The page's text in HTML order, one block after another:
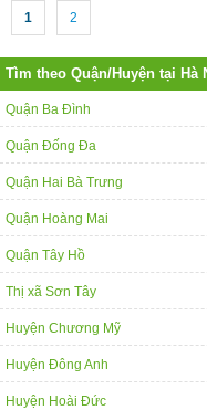
1 2
Tìm theo Quận/Huyện tại Hà
Quận Ba Đình
Quận Đống Đa
Quận Hai Bà Trưng
Quận Hoàng Mai
Quận Tây Hồ
Thị xã Sơn Tây
Huyện Chương Mỹ
Huyện Đông Anh
Huyện Hoài Đức